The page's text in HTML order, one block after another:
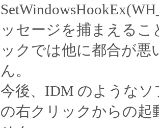
ッセージを捕まえる
ックでは他に都合が
ん。
今後、IDM のような
の右クリックからの起